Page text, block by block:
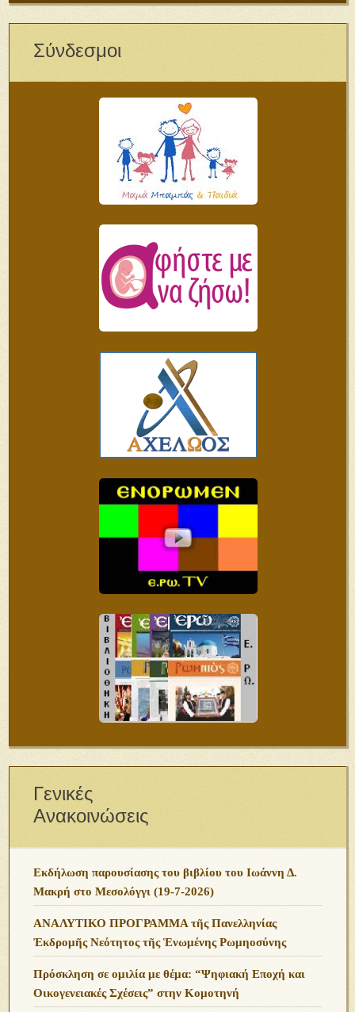
Σύνδεσμοι
Γενικές
Ανακοινώσεις
Εκδήλωση παρουσίασης του βιβλίου του Ιωάννη Δ.
Μακρή στο Μεσολόγγι (19-7-2026)
ΑΝΑΛΥΤΙΚΟ ΠΡΟΓΡΑΜΜΑ τῆς Πανελληνίας
Ἐκδρομῆς Νεότητος τῆς Ἑνωμένης Ρωμηοσύνης
Πρόσκληση σε ομιλία με θέμα: “Ψηφιακή Εποχή και
Οικογενειακές Σχέσεις” στην Κομοτηνή